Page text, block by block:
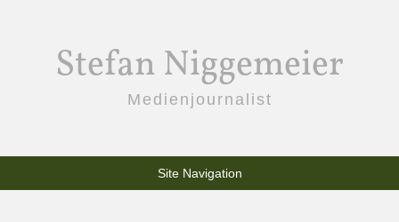
Stefan Niggemeier
Medienjournalist
Site Navigation